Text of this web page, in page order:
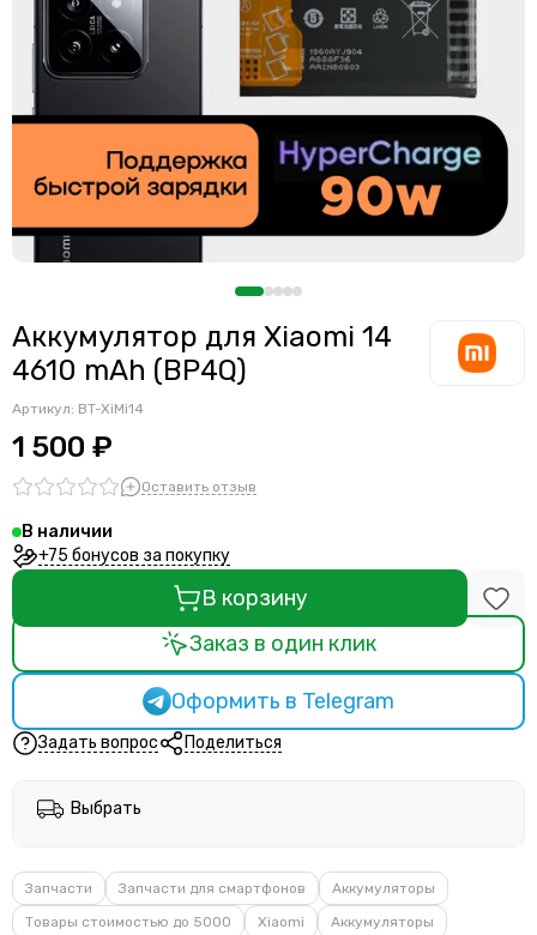
Считыватели, держатели SIM-карты, защелки батареи
Звонки, динамики и вибро
Шлейфы
Антенны
Проклейки дисплейного модуля
Аккумулятор для Xiaomi 14
4610 mAh (BP4Q)
Артикул: BT-XiMi14
1 500 ₽
Оставить отзыв
В наличии
+75 бонусов за покупку
В корзину
Заказ в один клик
Оформить в Telegram
Задать вопрос Поделиться
Выбрать
Запчасти Запчасти для смартфонов
Аккумуляторы
Товары стоимостью до 5000
Xiaomi
Аккумуляторы